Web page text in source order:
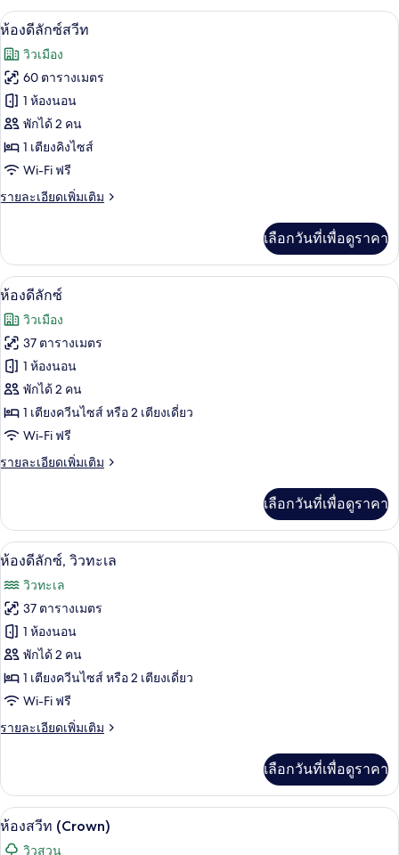
กับ
ห้อง
เปิด
ภาพถ่าย
ทั้งหมด
ของ
ห้อง
ดี
ลัก
ซ์
1 ห้องนอน, เครื่องนอนระดับพรีเมียม,
5
ห้องดีลักซ์สวีท
วิวเมือง
60 ตารางเมตร
1 ห้องนอน
พักได้ 2 คน
1 เตียงคิงไซส์
Wi-Fi ฟรี
รายละเอียดเพิ่มเติม
ราย
เกี่ยว
กับ
ห้อง
ลัก
ซ์
สวี
ท
เลือกวันที่เพื่อดูราคา
เปิด
ภาพถ่าย
ทั้งหมด
ของ
ห้อง
ดี
ลัก
ซ์
1 ห้องนอน, เครื่องนอนระดับพรีเมียม,
3
ห้องดีลักซ์
วิวเมือง
37 ตารางเมตร
1 ห้องนอน
พักได้ 2 คน
1 เตียงควีนไซส์ หรือ 2 เตียงเดี่ยว
Wi-Fi ฟรี
รายละเอียดเพิ่มเติม
ราย
เกี่ยว
กับ
ห้อง
ลัก
ซ์
เลือกวันที่เพื่อดูราคา
เปิด
ภาพถ่าย
ทั้งหมด
ของ
ห้อง
ดี
ลัก
ซ์,
ทะเล
1 ห้องนอน, เครื่องนอนระดับพรีเมียม,
3
ห้องดีลักซ์, วิวทะเล
วิวทะเล
37 ตารางเมตร
1 ห้องนอน
พักได้ 2 คน
1 เตียงควีนไซส์ หรือ 2 เตียงเดี่ยว
Wi-Fi ฟรี
รายละเอียดเพิ่มเติม
ราย
เกี่ยว
กับ
ห้อง
เลือกวันที่เพื่อดูราคา
เปิด
ภาพถ่าย
1 ห้องนอน, เครื่องนอนระดับพรีเมียม,
3
ห้องสวีท (Crown)
วิวสวน